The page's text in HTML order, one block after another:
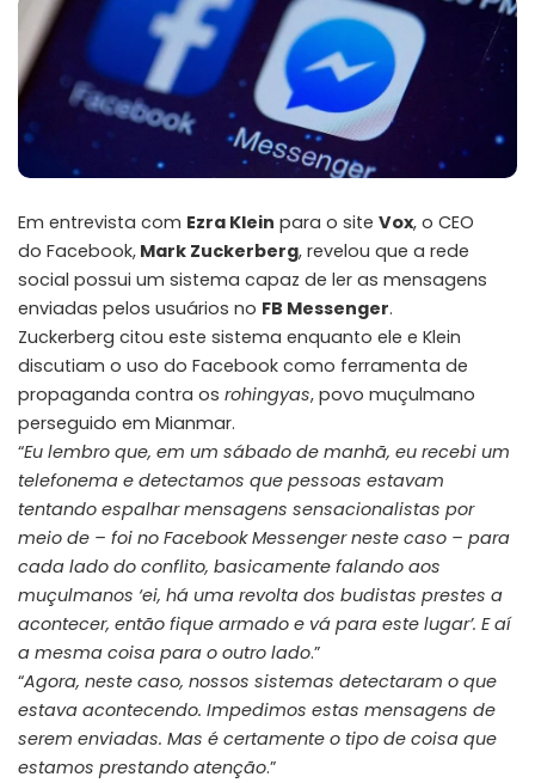
Em entrevista com Ezra Klein para o site Vox, o CEO
do Facebook, Mark Zuckerberg, revelou que a rede
social possui um sistema capaz de ler as mensagens
enviadas pelos usuários no FB Messenger.
Zuckerberg citou este sistema enquanto ele e Klein
discutiam o uso do Facebook como ferramenta de
propaganda contra os rohingyas, povo muçulmano
perseguido em Mianmar.
“Eu lembro que, em um sábado de manhã, eu recebi um
telefonema e detectamos que pessoas estavam
tentando espalhar mensagens sensacionalistas por
meio de – foi no Facebook Messenger neste caso – para
cada lado do conflito, basicamente falando aos
muçulmanos ‘ei, há uma revolta dos budistas prestes a
acontecer, então fique armado e vá para este lugar’. E aí
a mesma coisa para o outro lado.”
“Agora, neste caso, nossos sistemas detectaram o que
estava acontecendo. Impedimos estas mensagens de
serem enviadas. Mas é certamente o tipo de coisa que
estamos prestando atenção.”